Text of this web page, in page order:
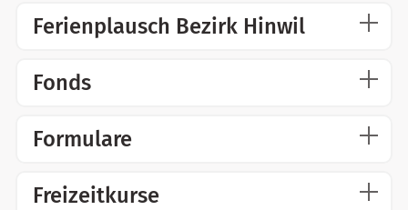
Ferienplausch Bezirk Hinwil
Fonds
Formulare
Freizeitkurse